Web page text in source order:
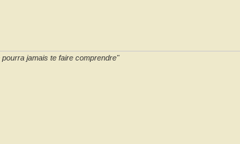
jamais te faire comprendre"